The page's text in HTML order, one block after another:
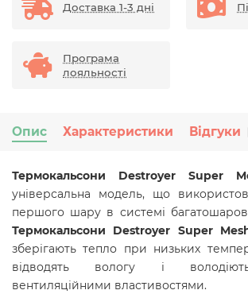
Доставка 1-3 дні
Програма
лояльності
Опис Характеристики Відгуки
Термокальсони Destroyer Super
універсальна модель, що
першого шару в системі
Термокальсони Destroyer Super
зберігають тепло при низьких
відводять вологу і
вентиляційними властивостями.